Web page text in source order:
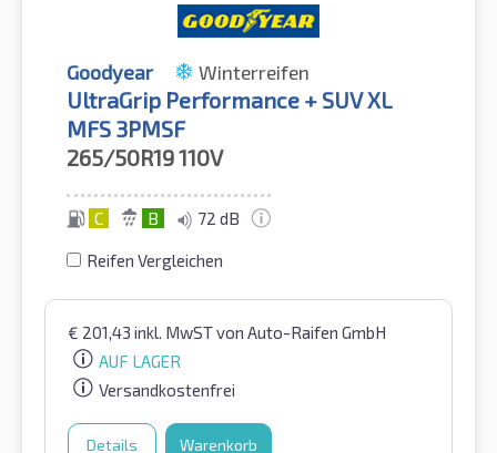
Goodyear Winterreifen
UltraGrip Performance + SUV XL
MFS 3PMSF
265/50R19110V
C B 72 dB
Reifen Vergleichen
€ 201,43 inkl. MwSTvon Auto-Raifen GmbH
AUF LAGER
Versandkostenfrei
Details Warenkorb